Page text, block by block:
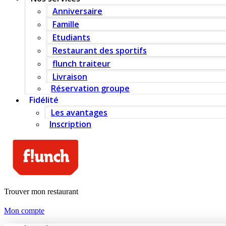
Anniversaire
Famille
Etudiants
Restaurant des sportifs
flunch traiteur
Livraison
Réservation groupe
Fidélité
Les avantages
Inscription
Trouver mon restaurant
Mon compte